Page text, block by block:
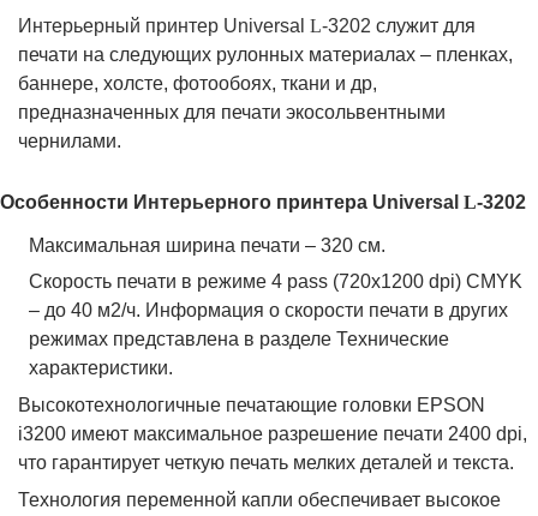
Интерьерный принтер Universal L-3202 служит для
печати на следующих рулонных материалах – пленках,
баннере, холсте, фотообоях, ткани и др,
предназначенных для печати экосольвентными
чернилами.
Особенности Интерьерного принтера Universal L-3202
Максимальная ширина печати – 320 см.
Скорость печати в режиме 4 pass (720x1200 dpi) CMYK
– до 40 м2/ч. Информация о скорости печати в других
режимах представлена в разделе Технические
характеристики.
Высокотехнологичные печатающие головки EPSON
i3200 имеют максимальное разрешение печати 2400 dpi,
что гарантирует четкую печать мелких деталей и текста.
Технология переменной капли обеспечивает высокое